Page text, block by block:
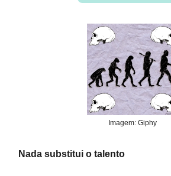
Imagem: Giphy
Nada substitui o talento